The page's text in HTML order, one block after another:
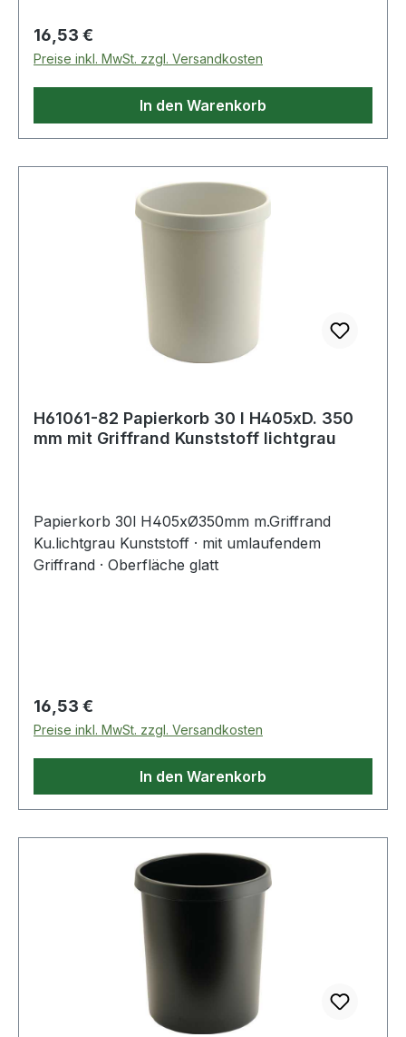
Regulärer Preis:
16,53 €
Preise inkl. MwSt. zzgl. Versandkosten
In den Warenkorb
H61061-82 Papierkorb 30 l H405xD. 350
mm mit Griffrand Kunststoff lichtgrau
Papierkorb 30l H405xØ350mm m.Griffrand
Ku.lichtgrau Kunststoff · mit umlaufendem
Griffrand · Oberfläche glatt
Regulärer Preis:
16,53 €
Preise inkl. MwSt. zzgl. Versandkosten
In den Warenkorb